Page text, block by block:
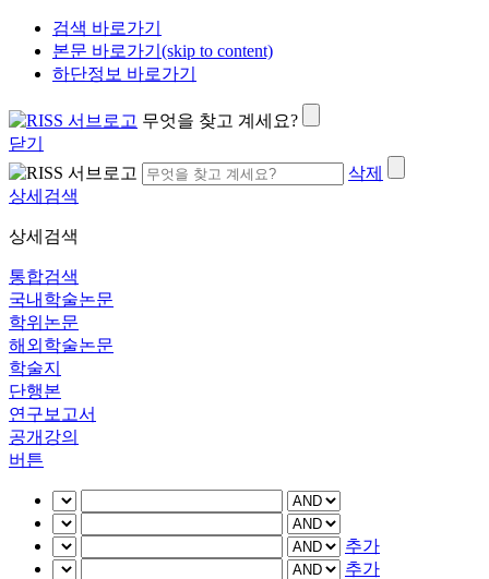
검색 바로가기
본문 바로가기(skip to content)
하단정보 바로가기
무엇을 찾고 계세요?
닫기
삭제
상세검색
상세검색
통합검색
국내학술논문
학위논문
해외학술논문
학술지
단행본
연구보고서
공개강의
버튼
추가
추가